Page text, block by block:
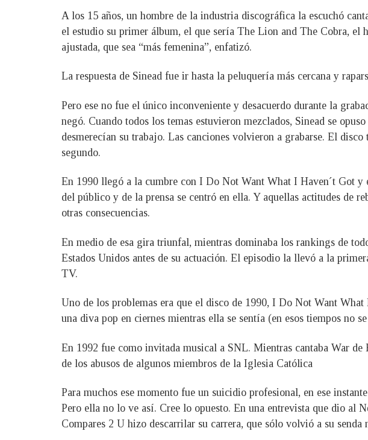
A los 15 años, un hombre de la industria discográfica la escuchó
el estudio su primer álbum, el que sería The Lion and The Cobra, el
ajustada, que sea “más femenina”, enfatizó.
La respuesta de Sinead fue ir hasta la peluquería más cercana y
Pero ese no fue el único inconveniente y desacuerdo durante la
negó. Cuando todos los temas estuvieron mezclados, Sinead se
desmerecían su trabajo. Las canciones volvieron a grabarse. El
segundo.
En 1990 llegó a la cumbre con I Do Not Want What I Haven´t Got
del público y de la prensa se centró en ella. Y aquellas actitudes de
otras consecuencias.
En medio de esa gira triunfal, mientras dominaba los rankings de
Estados Unidos antes de su actuación. El episodio la llevó a la
TV.
Uno de los problemas era que el disco de 1990, I Do Not Want
una diva pop en ciernes mientras ella se sentía (en esos tiempos no
En 1992 fue como invitada musical a SNL. Mientras cantaba War
de los abusos de algunos miembros de la Iglesia Católica
Para muchos ese momento fue un suicidio profesional, en ese
Pero ella no lo ve así. Cree lo opuesto. En una entrevista que dio al
Compares 2 U hizo descarrilar su carrera, que sólo volvió a su